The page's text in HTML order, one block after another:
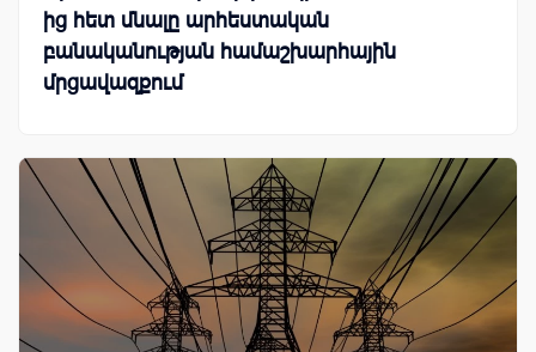
ից հետ մնալը արհեստական
բանականության համաշխարհային
մրցավազքում